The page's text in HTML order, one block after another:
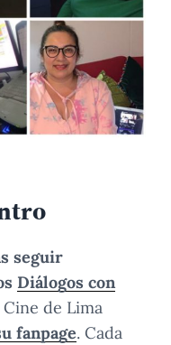
seguir
Diálogos con
de Lima
fanpage. Cada